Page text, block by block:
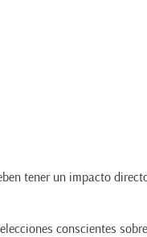
tener un impacto
conscientes